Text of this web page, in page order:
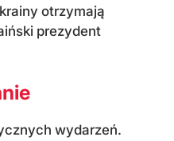
otrzymają
prezydent
wydarzeń.